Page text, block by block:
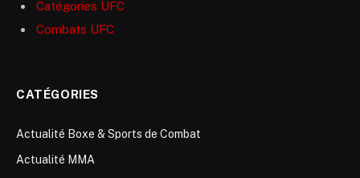
Catégories UFC
Combats UFC
CATÉGORIES
Actualité Boxe & Sports de Combat
Actualité MMA